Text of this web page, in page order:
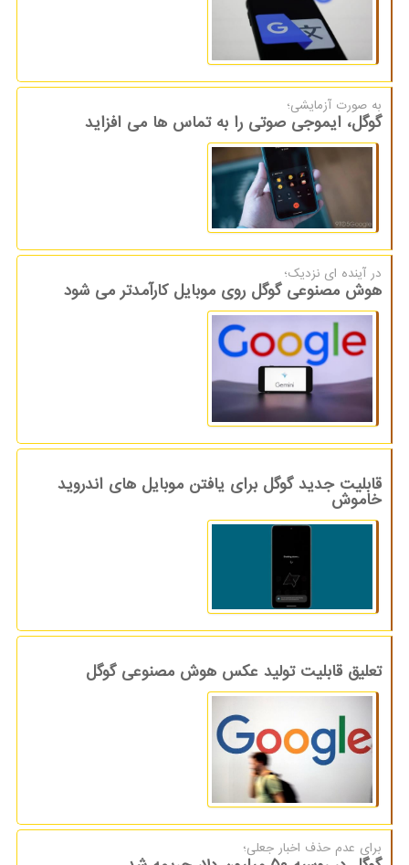
به صورت آزمایشی؛
گوگل، ایموجی صوتی را به تماس ها می افزاید
در آینده ای نزدیك؛
هوش مصنوعی گوگل روی موبایل کارآمدتر می شود
قابلیت جدید گوگل برای یافتن موبایل های اندروید
خاموش
تعلیق قابلیت تولید عکس هوش مصنوعی گوگل
برای عدم حذف اخبار جعلی؛